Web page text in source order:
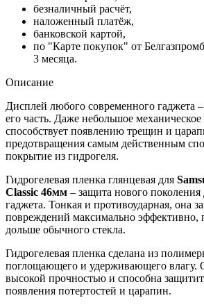
безналичный расчёт,
наложенный платёж,
банковской картой,
по "Карте покупок" от
3 месяца.
Описание
Дисплей любого современного гаджета –
его часть. Даже небольшое механическое
способствует появлению трещин и
предотвращения самым действенным
покрытие из гидрогеля.
Гидрогелевая пленка глянцевая для
Classic 46мм – защита нового поколения
гаджета. Тонкая и противоударная, она
повреждений максимально эффективно,
дольше обычного стекла.
Гидрогелевая пленка сделана из
поглощающего и удерживающего влагу.
высокой прочностью и способна
появления потертостей и царапин.